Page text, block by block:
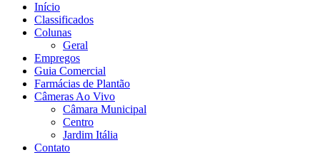
Início
Classificados
Colunas
Geral
Empregos
Guia Comercial
Farmácias de Plantão
Câmeras Ao Vivo
Câmara Municipal
Centro
Jardim Itália
Contato